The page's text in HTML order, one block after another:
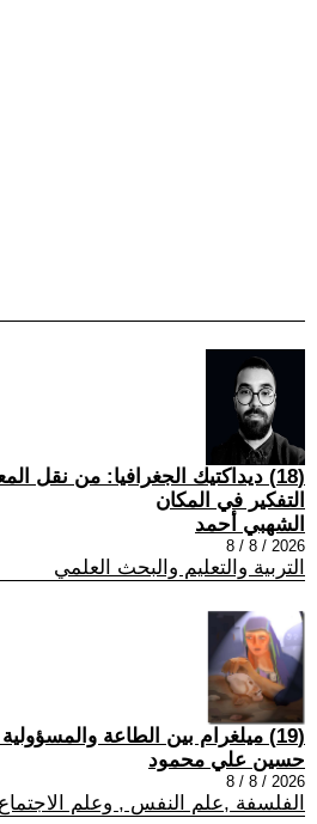
(18) ديداكتيك الجغرافيا: من نقل
التفكير في المكان
الشهبي أحمد
2026 / 8 / 8
التربية والتعليم والبحث العلمي
(19) ميلغرام بين الطاعة والمسؤولية الأخلاقية
حسين علي محمود
2026 / 8 / 8
الفلسفة ,علم النفس , وعلم الاجتماع